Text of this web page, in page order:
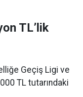
TL’lik
Geçiş Ligi ve
TL tutarındaki